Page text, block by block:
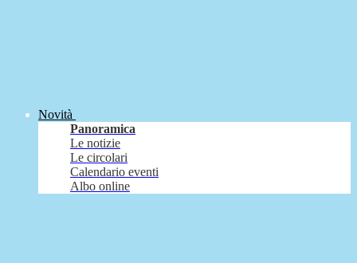
Novità
Panoramica
Le notizie
Le circolari
Calendario eventi
Albo online